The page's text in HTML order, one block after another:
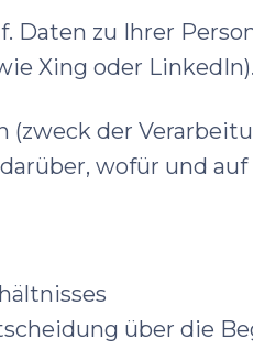
Daten zu Ihrer
Xing oder LinkedIn).
(zweck der
wofür und
über die